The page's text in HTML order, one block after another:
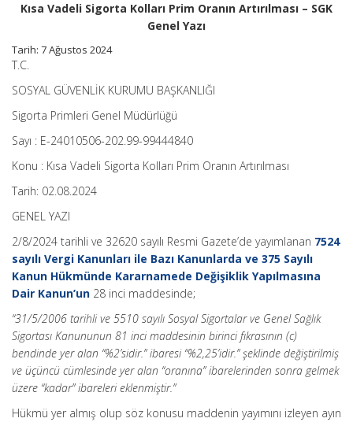
Kısa Vadeli Sigorta Kolları Prim Oranın Artırılması – SGK
Genel Yazı
Tarih: 7 Ağustos 2024
T.C.
SOSYAL GÜVENLİK KURUMU BAŞKANLIĞI
Sigorta Primleri Genel Müdürlüğü
Sayı : E-24010506-202.99-99444840
Konu : Kısa Vadeli Sigorta Kolları Prim Oranın Artırılması
Tarih: 02.08.2024
GENEL YAZI
2/8/2024 tarihli ve 32620 sayılı Resmi Gazete’de yayımlanan 7524
sayılı Vergi Kanunları ile Bazı Kanunlarda ve 375 Sayılı
Kanun Hükmünde Kararnamede Değişiklik Yapılmasına
Dair Kanun’un 28 inci maddesinde;
“31/5/2006 tarihli ve 5510 sayılı Sosyal Sigortalar ve Genel Sağlık
Sigortası Kanununun 81 inci maddesinin birinci fıkrasının (c)
bendinde yer alan “%2’sidir.” ibaresi “%2,25’idir.” şeklinde değiştirilmiş
ve üçüncü cümlesinde yer alan “oranına” ibarelerinden sonra gelmek
üzere “kadar” ibareleri eklenmiştir.”
Hükmü yer almış olup söz konusu maddenin yayımını izleyen ayın